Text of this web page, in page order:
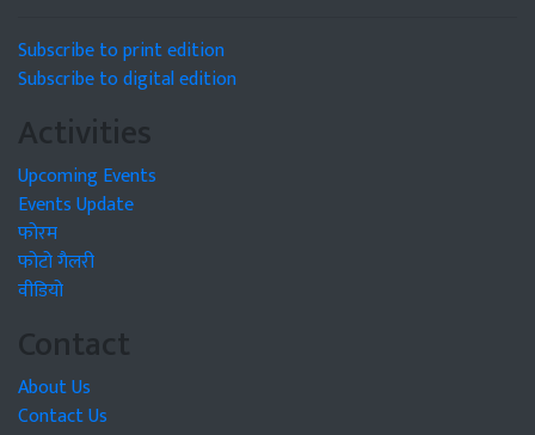
Subscribe to print edition
Subscribe to digital edition
Activities
Upcoming Events
Events Update
फोरम
फोटो गैलरी
वीडियो
Contact
About Us
Contact Us